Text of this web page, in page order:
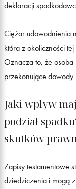
deklaracji
Ciężar udowodnienia
która z okoliczności
Oznacza to, że osoba
przekonujące dowody
Jaki wpływ
podział
skutków
Zapisy testamentowe
dziedziczenia i mogą